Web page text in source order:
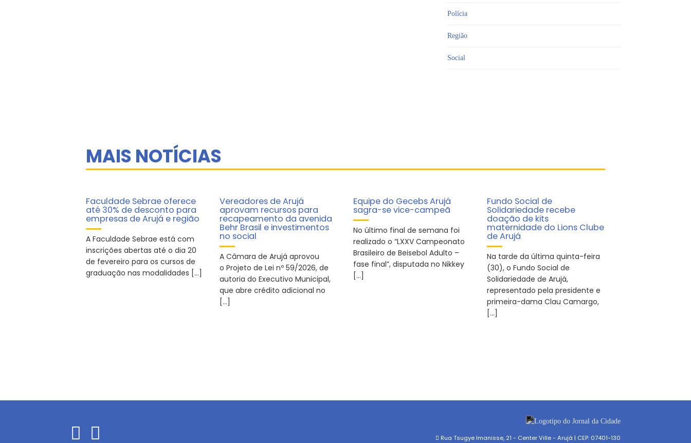
Polícia
Região
Social
MAIS NOTÍCIAS
Faculdade Sebrae oferece
até 30% de desconto para
empresas de Arujá e região
A Faculdade Sebrae está com
inscrições abertas até o dia 20
de fevereiro para os cursos de
graduação nas modalidades […]
Vereadores de Arujá
aprovam recursos para
recapeamento da avenida
Behr Brasil e investimentos
no social
A Câmara de Arujá aprovou
o Projeto de Lei nº 59/2026, de
autoria do Executivo Municipal,
que abre crédito adicional no
[…]
Equipe do Gecebs Arujá
sagra-se vice-campeã
No último final de semana foi
realizado o “LXXV Campeonato
Brasileiro de Beisebol Adulto –
fase final”, disputada no Nikkey
[…]
Fundo Social de
Solidariedade recebe
doação de kits
maternidade do Lions Clube
de Arujá
Na tarde da última quinta-feira
(30), o Fundo Social de
Solidariedade de Arujá,
representado pela presidente e
primeira-dama Clau Camargo,
[…]
Rua Tsugye Imanisse, 21 - Center Ville - Arujá | CEP: 07401-130